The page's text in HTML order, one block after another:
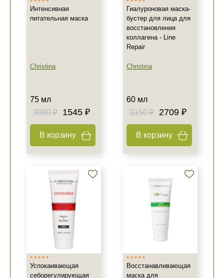
Интенсивная
питательная маска
Christina
75 мл
3090 ₽
1545 ₽
В корзину
Гиалуроновая маска-
бустер для лица для
восстановления
коллагена - Line
Repair
Christina
60 мл
3150 ₽
2709 ₽
В корзину
Успокаивающая
себорегулирующая
Восстанавливающая
маска для